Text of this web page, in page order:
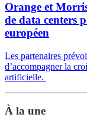
Orange et
de data centers
européen
Les partenaires
d’accompagner la
artificielle.
À la une